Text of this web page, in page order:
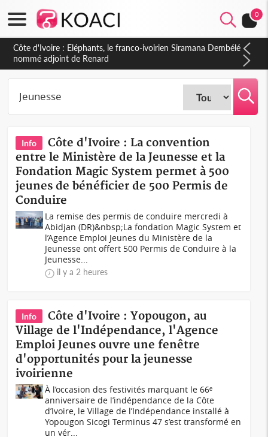
0
Cameroun : 5 combattants séparatistes neutralisés, le Mindef
dément les rumeurs d'exactions des civils
Info
Côte d'Ivoire : La convention
entre le Ministère de la Jeunesse et la
Fondation Magic System permet à 500
jeunes de bénéficier de 500 Permis de
Conduire
La remise des permis de conduire mercredi à
Abidjan (DR)&nbsp;La fondation Magic System et
l’Agence Emploi Jeunes du Ministère de la
Jeunesse ont offert 500 Permis de Conduire à la
Jeunesse...
il y a 2 heures
Info
Côte d'Ivoire : Yopougon, au
Village de l'Indépendance, l'Agence
Emploi Jeunes ouvre une fenêtre
d'opportunités pour la jeunesse
ivoirienne
À l’occasion des festivités marquant le 66ᵉ
anniversaire de l’indépendance de la Côte
d’Ivoire, le Village de l’Indépendance installé à
Yopougon Sicogi Terminus 47 s’est transformé en
un vér...